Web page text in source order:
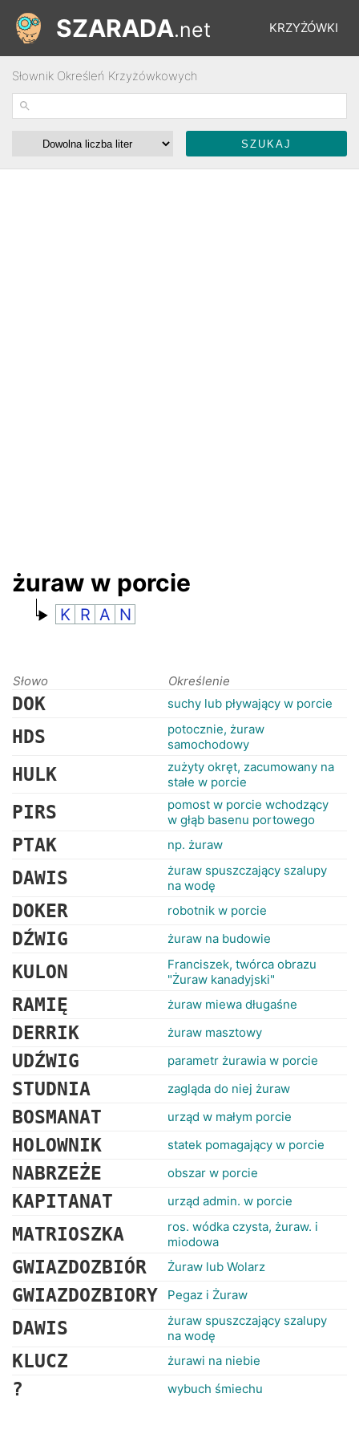
KRZYŻÓWKI
ŁAMIGŁÓWKI
SZARADA.net
Słownik Określeń Krzyżówkowych
żuraw w porcie
K R A N
Słowo Określenie
DOK suchy lub pływający w porcie
HDS
potocznie, żuraw
samochodowy
HULK
zużyty okręt, zacumowany na
stałe w porcie
PIRS
pomost w porcie wchodzący
w głąb basenu portowego
PTAK np. żuraw
DAWIS
żuraw spuszczający szalupy
na wodę
DOKER robotnik w porcie
DŹWIG żuraw na budowie
KULON
Franciszek, twórca obrazu
"Żuraw kanadyjski"
RAMIĘ żuraw miewa długaśne
DERRIK żuraw masztowy
UDŹWIG parametr żurawia w porcie
STUDNIA zagląda do niej żuraw
BOSMANAT urząd w małym porcie
HOLOWNIK statek pomagający w porcie
NABRZEŻE obszar w porcie
KAPITANAT urząd admin. w porcie
MATRIOSZKA
ros. wódka czysta, żuraw. i
miodowa
GWIAZDOZBIÓR Żuraw lub Wolarz
GWIAZDOZBIORY Pegaz i Żuraw
DAWIS
żuraw spuszczający szalupy
na wodę
KLUCZ żurawi na niebie
? wybuch śmiechu